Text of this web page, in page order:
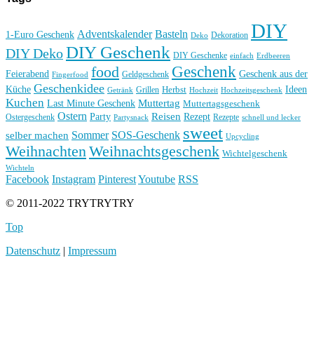
1-Euro Geschenk Adventskalender Basteln Deko Dekoration DIY
DIY DekoDIY Geschenk DIY Geschenke einfach Erdbeeren
Feierabend Fingerfood food Geldgeschenk Geschenk Geschenk aus der
Küche Geschenkidee Getränk Grillen Herbst Hochzeit Hochzeitsgeschenk Ideen
Kuchen Last Minute Geschenk Muttertag Muttertagsgeschenk
Ostergeschenk Ostern Party Partysnack Reisen Rezept Rezepte schnell und lecker
selber machen Sommer SOS-Geschenk sweet Upcycling
WeihnachtenWeihnachtsgeschenk Wichtelgeschenk
Wichteln
Facebook Instagram PinterestYoutube RSS
© 2011-2022 TRYTRYTRY
Top
Datenschutz | Impressum